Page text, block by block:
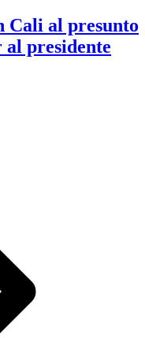
Cali al presunto
al presidente